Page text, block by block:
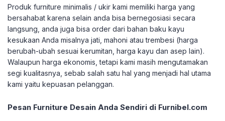
Produk furniture minimalis / ukir kami memiliki harga yang
bersahabat karena selain anda bisa bernegosiasi secara
langsung, anda juga bisa order dari bahan baku kayu
kesukaan Anda misalnya jati, mahoni atau trembesi (harga
berubah-ubah sesuai kerumitan, harga kayu dan asep lain).
Walaupun harga ekonomis, tetapi kami masih mengutamakan
segi kualitasnya, sebab salah satu hal yang menjadi hal utama
kami yaitu kepuasan pelanggan.
Pesan Furniture Desain Anda Sendiri di Furnibel.com